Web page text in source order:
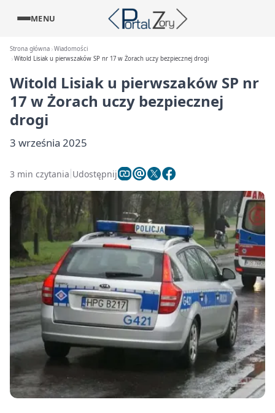
MENU
Strona główna Wiadomości
Witold Lisiak u pierwszaków SP nr 17 w Żorach uczy bezpiecznej drogi
Witold Lisiak u pierwszaków SP nr
17 w Żorach uczy bezpiecznej
drogi
3 września 2025
3 min czytania Udostępnij